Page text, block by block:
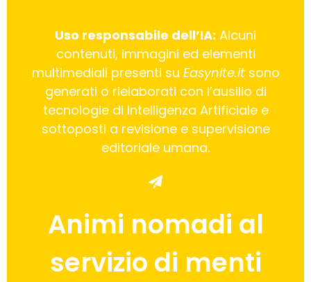
Uso responsabile dell’IA: Alcuni
contenuti, immagini ed elementi
multimediali presenti su Easynite.itsono
generati o rielaborati con l’ausilio di
tecnologie di Intelligenza Artificiale e
sottoposti a revisione e supervisione
editoriale umana.
Animi nomadi al
servizio di menti